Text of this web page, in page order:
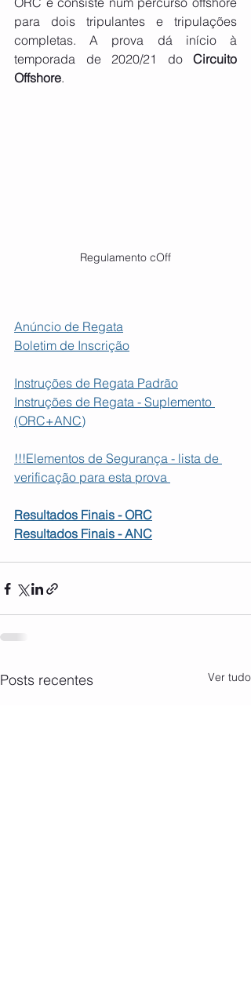
para dois tripulantes e tripulações
completas. A prova dá início à
temporada de 2020/21 do Circuito
Offshore.
Regulamento cOff
Anúncio de Regata
Boletim de Inscrição
Instruções de Regata Padrão
Instruções de Regata - Suplemento
(ORC+ANC)
!!!Elementos de Segurança - lista de
verificação para esta prova
Resultados Finais - ORC
Resultados Finais - ANC
Posts recentes Ver tudo